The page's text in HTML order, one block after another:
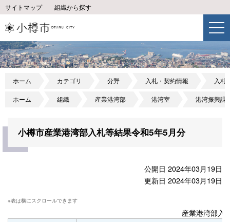
サイトマップ 組織から探す
ホーム カテゴリ 分野 入札・契約情報 入札
ホーム 組織 産業港湾部 港湾室 港湾振興課
小樽市産業港湾部入札等結果令和5年5月分
公開日 2024年03月19日
更新日 2024年03月19日
産業港湾部入